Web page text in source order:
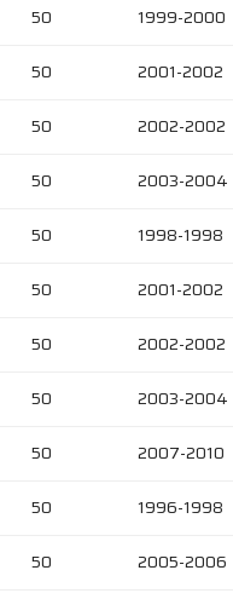
50 1999-2000
50 2001-2002
50 2002-2002
50 2003-2004
50 1998-1998
50 2001-2002
50 2002-2002
50 2003-2004
50 2007-2010
50 1996-1998
50 2005-2006